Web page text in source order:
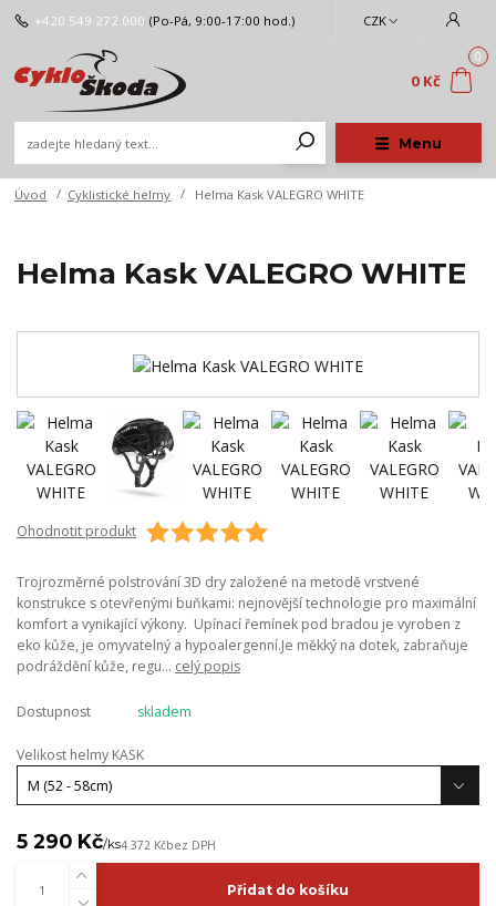
Menu
CZK
+420 549 272 000 (Po-Pá, 9:00-17:00 hod.)
0
0 Kč
Úvod Cyklistické helmy Helma Kask VALEGRO WHITE
Helma Kask VALEGRO WHITE
Ohodnotit produkt
Trojrozměrné polstrování 3D dry založené na metodě vrstvené
konstrukce s otevřenými buňkami: nejnovější technologie pro maximální
komfort a vynikající výkony. Upínací řemínek pod bradou je vyroben z
eko kůže, je omyvatelný a hypoalergenní.Je měkký na dotek, zabraňuje
podráždění kůže, regu... celý popis
Dostupnost skladem
Velikost helmy KASK
5 290 Kč/ks4 372 Kčbez DPH
Přidat do košíku